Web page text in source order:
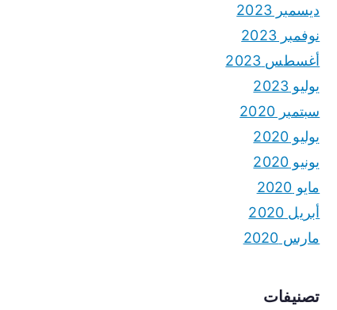
ديسمبر 2023
نوفمبر 2023
أغسطس 2023
يوليو 2023
سبتمبر 2020
يوليو 2020
يونيو 2020
مايو 2020
أبريل 2020
مارس 2020
تصنيفات